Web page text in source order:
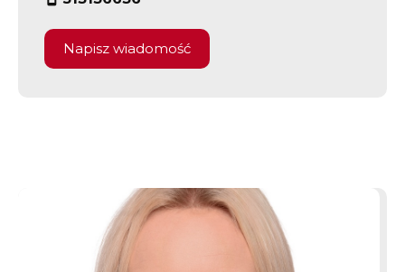
Napisz wiadomość